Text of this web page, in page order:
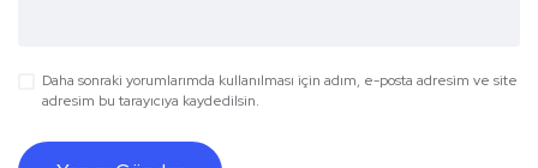
Daha sonraki yorumlarımda kullanılması için adım, e-posta adresim ve site
adresim bu tarayıcıya kaydedilsin.